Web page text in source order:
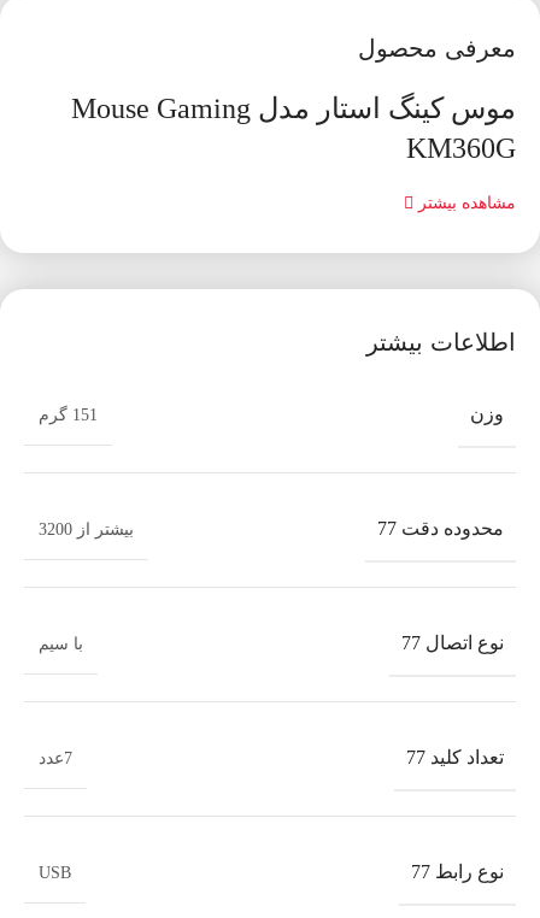
معرفی محصول
موس کینگ استار مدل Mouse Gaming
KM360G
مشاهده بیشتر
اطلاعات بیشتر
وزن 151 گرم
محدوده دقت 77 بیشتر از 3200
نوع اتصال 77 با سیم
تعداد کلید 77 7عدد
نوع رابط 77 USB